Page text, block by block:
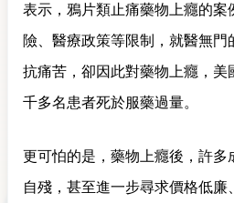
表示，鴉片類止痛藥物上癮的案
險、醫療政策等限制，就醫無門
抗痛苦，卻因此對藥物上癮，美
千多名患者死於服藥過量。
更可怕的是，藥物上癮後，許多
自殘，甚至進一步尋求價格低廉